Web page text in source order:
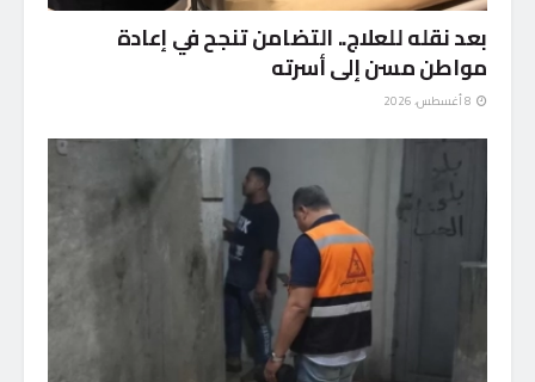
بعد نقله للعلاج.. التضامن تنجح في إعادة
مواطن مسن إلى أسرته